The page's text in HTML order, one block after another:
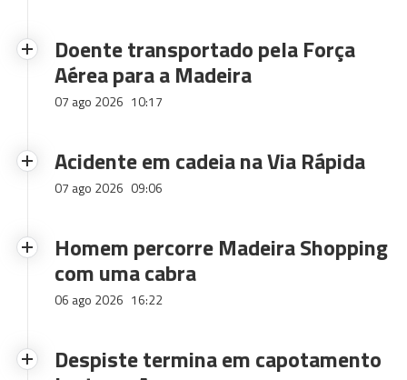
Doente transportado pela Força
Aérea para a Madeira
07 ago 2026 10:17
Acidente em cadeia na Via Rápida
07 ago 2026 09:06
Homem percorre Madeira Shopping
com uma cabra
06 ago 2026 16:22
Despiste termina em capotamento